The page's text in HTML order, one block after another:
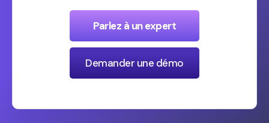
Parlez à un expert
Demander une démo